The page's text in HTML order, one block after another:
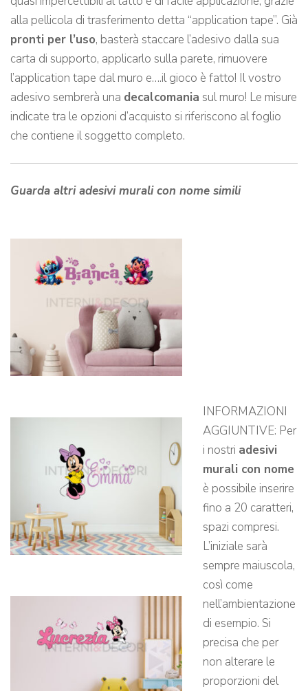
alla pellicola di trasferimento detta “application tape”. Già
pronti per l’uso, basterà staccare l’adesivo dalla sua
carta di supporto, applicarlo sulla parete, rimuovere
l’application tape dal muro e….il gioco è fatto! Il vostro
adesivo sembrerà una decalcomania sul muro! Le misure
indicate tra le opzioni d’acquisto si riferiscono al foglio
che contiene il soggetto completo.
Guarda altri adesivi murali con nome simili
INFORMAZIONI
AGGIUNTIVE: Per
i nostri adesivi
murali con nome
è possibile inserire
fino a 20 caratteri,
spazi compresi.
L’iniziale sarà
sempre maiuscola,
così come
nell’ambientazione
di esempio. Si
precisa che per
non alterare le
proporzioni del